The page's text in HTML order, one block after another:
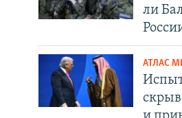
ли
АТЛАС